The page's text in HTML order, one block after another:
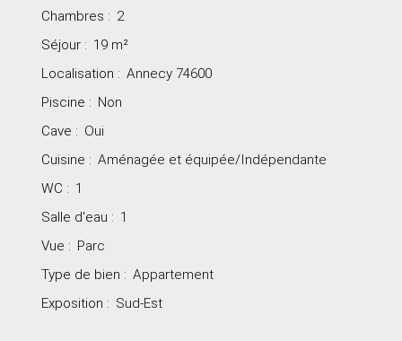
Chambres : 2
Séjour : 19 m²
Localisation : Annecy 74600
Piscine : Non
Cave : Oui
Cuisine : Aménagée et équipée/Indépendante
WC : 1
Salle d'eau : 1
Vue : Parc
Type de bien : Appartement
Exposition : Sud-Est